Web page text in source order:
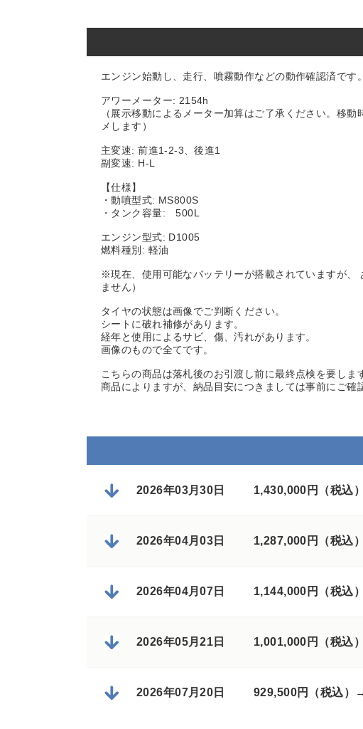
エンジン始動し、走行、噴霧動作などの動作確認済です。
アワーメーター: 2154h
（展示移動によるメーター加算はご了承ください。移
メします）
主変速: 前進1-2-3、後進1
副変速: H-L
【仕様】
・動噴型式: MS800S
・タンク容量: 500L
エンジン型式: D1005
燃料種別: 軽油
※現在、使用可能なバッテリーが搭載されていますが、
ません）
タイヤの状態は画像でご判断ください。
シートに破れ補修があります。
経年と使用によるサビ、傷、汚れがあります。
画像のもので全てです。
こちらの商品は落札後のお引渡し前に最終点検を要しま
商品によりますが、納品目安につきましては事前にご確
2026年03月30日 1,430,000円（税込
2026年04月03日 1,287,000円（税込
2026年04月07日 1,144,000円（税込
2026年05月21日 1,001,000円（税込
2026年07月20日 929,500円（税込）